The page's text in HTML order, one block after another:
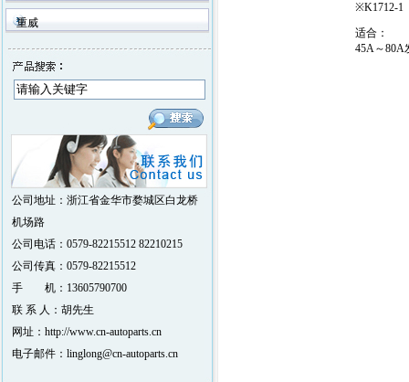
重威
公司地址：浙江省金华市婺城区白龙桥
机场路
公司电话：0579-82215512 82210215
公司传真：0579-82215512
手 机：13605790700
联 系 人：胡先生
网址：http://www.cn-autoparts.cn
电子邮件：linglong@cn-autoparts.cn
※K1712-1
适合：
45A～80A